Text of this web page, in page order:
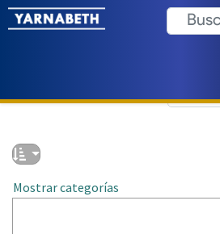
Mostrar categorías